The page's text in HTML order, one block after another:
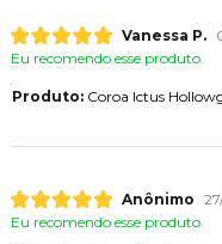
Vanessa P.
Eu recomendo esse produto.
Produto:Coroa Ictus
Anônimo
Eu recomendo esse produto.